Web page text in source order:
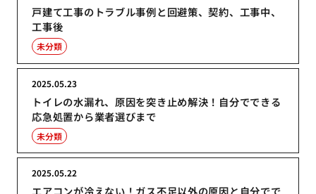
戸建て工事のトラブル事例と回避策、契約、工事中、
工事後
未分類
トイレの水漏れ、原因を突き止め解決！自分でできる
応急処置から業者選びまで
2025.05.23
未分類
エアコンが冷えない！ガス不足以外の原因と自分でで
2025.05.22